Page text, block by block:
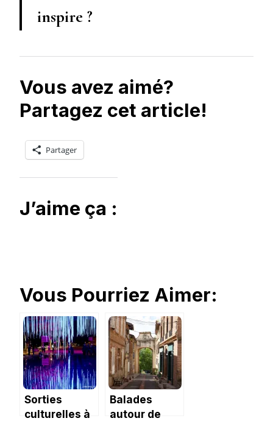
inspire ?
Vous avez aimé?
Partagez cet article!
Partager
J’aime ça :
Vous Pourriez Aimer:
Sorties
culturelles à
Balades
autour de